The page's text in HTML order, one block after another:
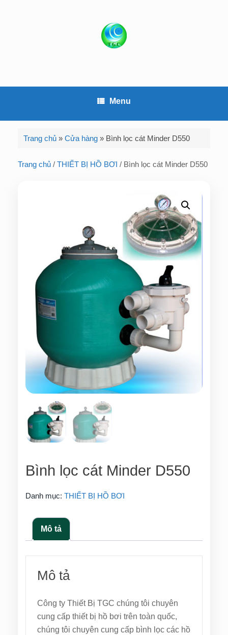
Menu
Trang chủ »Cửa hàng » Bình lọc cát Minder D550
Trang chủ / THIẾT BỊ HỒ BƠI / Bình lọc cát Minder D550
Bình lọc cát Minder D550
Danh mục: THIẾT BỊ HỒ BƠI
Mô tả
Mô tả
Công ty Thiết Bị TGC chúng tôi chuyên
cung cấp thiết bị hồ bơi trên toàn quốc,
chúng tôi chuyên cung cấp bình lọc các hồ